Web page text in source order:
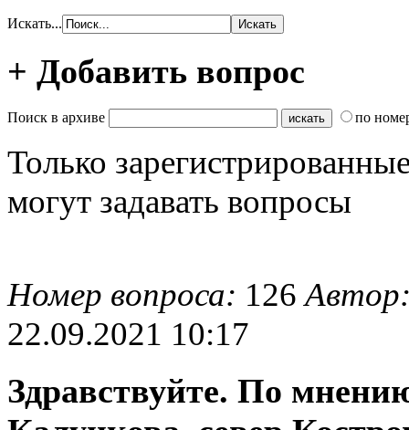
Искать...
+ Добавить вопрос
Поиск в архиве по
Только
могут задавать вопросы
Номер вопроса: 126
22.09.2021 10:17
Здравствуйте. По